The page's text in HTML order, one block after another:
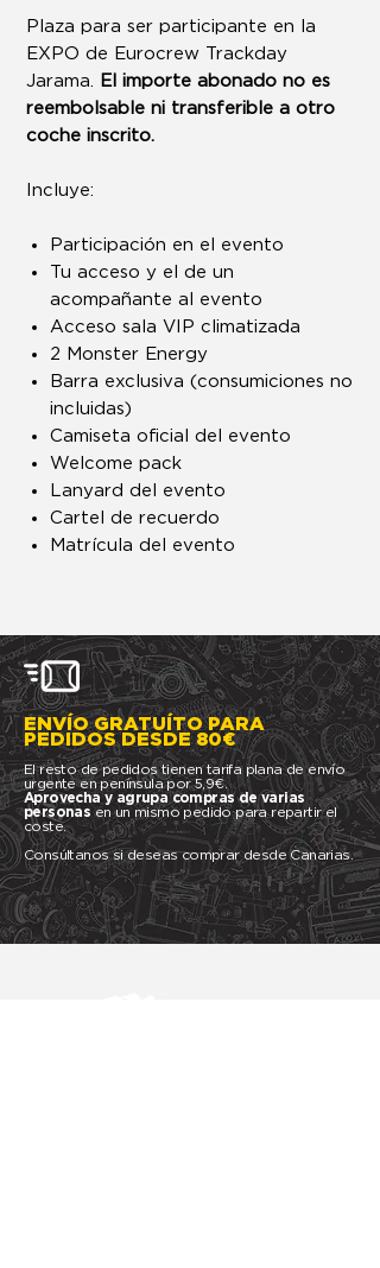
Plaza para ser participante en la
EXPO de Eurocrew Trackday
Jarama. El importe abonado no es
reembolsable ni transferible a otro
coche inscrito.
Incluye:
Participación en el evento
Tu acceso y el de un
acompañante al evento
Acceso sala VIP climatizada
2 Monster Energy
Barra exclusiva (consumiciones no
incluidas)
Camiseta oficial del evento
Welcome pack
Lanyard del evento
Cartel de recuerdo
Matrícula del evento
ENVÍO GRATUÍTO PARA
PEDIDOS DESDE 80€
El resto de pedidos tienen tarifa plana de envío
urgente en península por 5,9€.
Aprovecha y agrupa compras de varias
personasen un mismo pedido para repartir el
coste.
Consúltanos si deseas comprar desde Canarias.